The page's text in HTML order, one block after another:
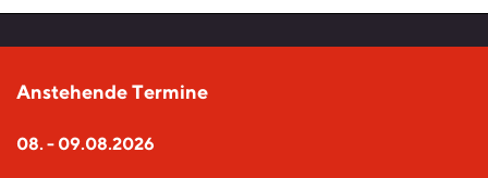
Anstehende Termine
08. - 09.08.2026